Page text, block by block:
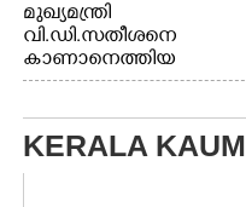
മുഖ്യമന്ത്രി
വി.ഡി.സതീശനെ
കാണാനെത്തിയ
മോഹനൻ നായർ
KERALA